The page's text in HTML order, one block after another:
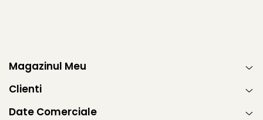
Magazinul Meu
Clienti
Date Comerciale